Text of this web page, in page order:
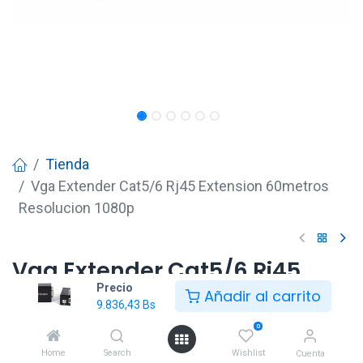
Precio
9.836,43 Bs Añadir al carrito
Home Search
0
Wishlist Cuenta
Tienda
Vga Extender Cat5/6 Rj45 Extension 60metros
Resolucion 1080p
Vga Extender Cat5/6 Rj45
Extension 60metros
Resolucion 1080p